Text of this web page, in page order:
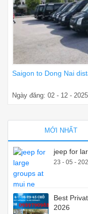
Saigon to Dong Nai
Ngày đăng: 02 - 12 - 2025
MỚI NHẤT
jeep for
23 - 05 -
Best
2026